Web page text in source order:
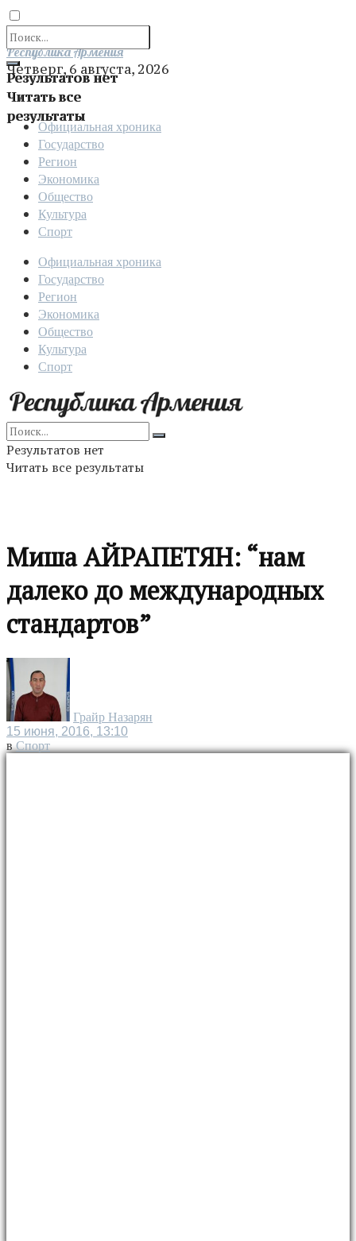
Результатов нет
Читать все
результаты
Отправить
Республика Армения
Четверг, 6 августа, 2026
Официальная хроника
Государство
Регион
Экономика
Общество
Культура
Спорт
Официальная хроника
Государство
Регион
Экономика
Общество
Культура
Спорт
Результатов нет
Читать все результаты
Миша АЙРАПЕТЯН: “нам
далеко до международных
стандартов”
Грайр Назарян
15 июня, 2016, 13:10
в Спорт